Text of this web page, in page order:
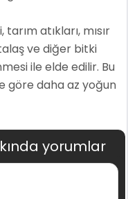
atıkları, mısır
ve diğer bitki
ile elde edilir. Bu
göre daha az yoğun
yorumlar